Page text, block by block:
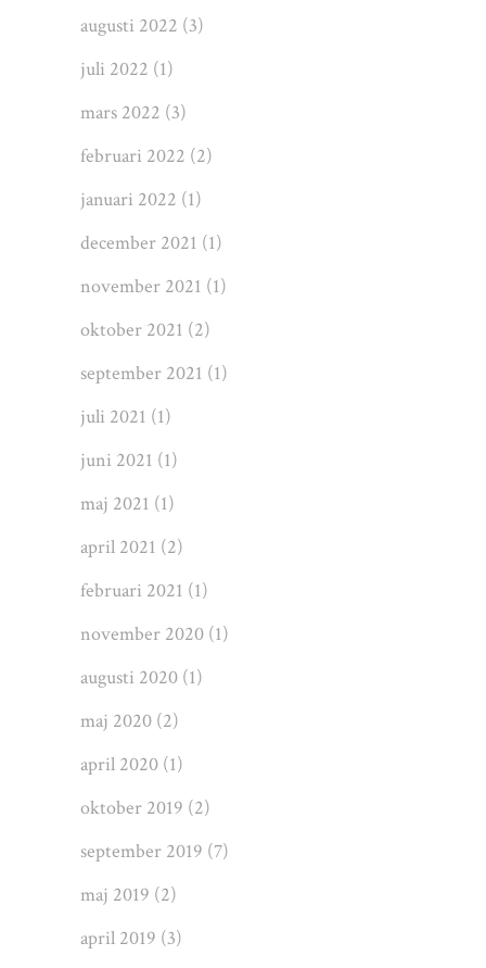
augusti 2022 (3)
juli 2022 (1)
mars 2022 (3)
februari 2022 (2)
januari 2022 (1)
december 2021 (1)
november 2021 (1)
oktober 2021 (2)
september 2021 (1)
juli 2021 (1)
juni 2021 (1)
maj 2021 (1)
april 2021 (2)
februari 2021 (1)
november 2020 (1)
augusti 2020 (1)
maj 2020 (2)
april 2020 (1)
oktober 2019 (2)
september 2019 (7)
maj 2019 (2)
april 2019 (3)